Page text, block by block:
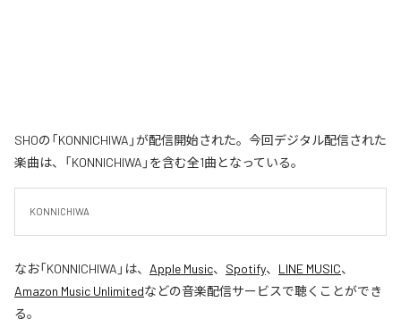
SHOの「KONNICHIWA」が配信開始された。今回デジタル配信された
楽曲は、「KONNICHIWA」を含む全1曲となっている。
KONNICHIWA
なお「KONNICHIWA 」は、 Apple Music、 Spotify、 LINE MUSIC、
Amazon Music Unlimitedなどの音楽配信サービスで聴くことができ
る。